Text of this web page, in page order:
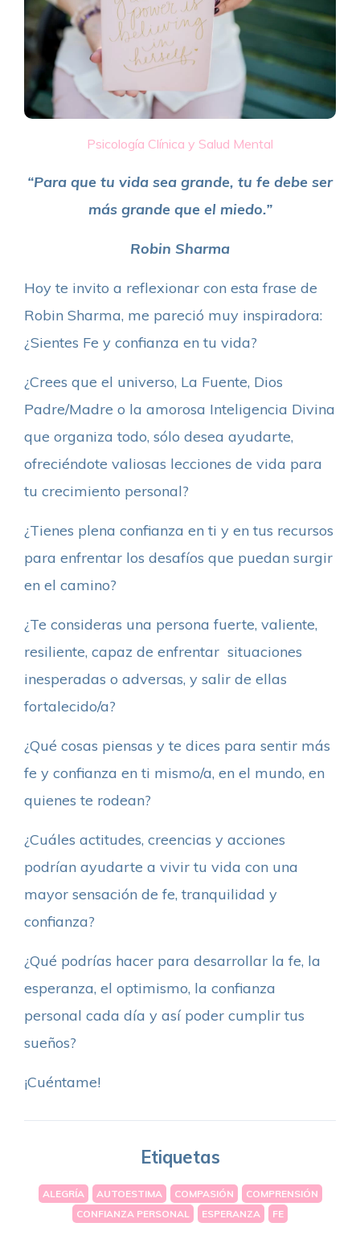
Psicología Clínica y Salud Mental
“Para que tu vida sea grande, tu fe debe ser
más grande que el miedo.”
Robin Sharma
Hoy te invito a reflexionar con esta frase de
Robin Sharma, me pareció muy inspiradora:
¿Sientes Fe y confianza en tu vida?
¿Crees que el universo, La Fuente, Dios
Padre/Madre o la amorosa Inteligencia Divina
que organiza todo, sólo desea ayudarte,
ofreciéndote valiosas lecciones de vida para
tu crecimiento personal?
¿Tienes plena confianza en ti y en tus recursos
para enfrentar los desafíos que puedan surgir
en el camino?
¿Te consideras una persona fuerte, valiente,
resiliente, capaz de enfrentar situaciones
inesperadas o adversas, y salir de ellas
fortalecido/a?
¿Qué cosas piensas y te dices para sentir más
fe y confianza en ti mismo/a, en el mundo, en
quienes te rodean?
¿Cuáles actitudes, creencias y acciones
podrían ayudarte a vivir tu vida con una
mayor sensación de fe, tranquilidad y
confianza?
¿Qué podrías hacer para desarrollar la fe, la
esperanza, el optimismo, la confianza
personal cada día y así poder cumplir tus
sueños?
¡Cuéntame!
Etiquetas
ALEGRÍA AUTOESTIMA COMPASIÓN
COMPRENSIÓN
CONFIANZA PERSONAL
ESPERANZA FE